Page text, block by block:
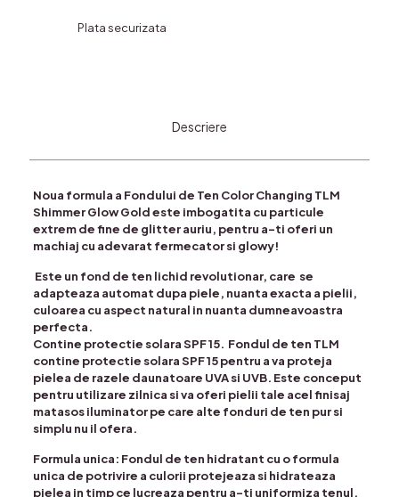
Plata securizata
Descriere
Noua formula a Fondului de Ten Color Changing TLM
Shimmer Glow Gold este imbogatita cu particule
extrem de fine de glitter auriu, pentru a-ti oferi un
machiaj cu adevarat fermecator si glowy!
Este un fond de ten lichid revolutionar, care se
adapteaza automat dupa piele, nuanta exacta a pielii,
culoarea cu aspect natural in nuanta dumneavoastra
perfecta.
Contine protectie solara SPF 15. Fondul de ten TLM
contine protectie solara SPF 15 pentru a va proteja
pielea de razele daunatoare UVA si UVB. Este conceput
pentru utilizare zilnica si va oferi pielii tale acel finisaj
matasos iluminator pe care alte fonduri de ten pur si
simplu nu il ofera.
Formula unica: Fondul de ten hidratant cu o formula
unica de potrivire a culorii protejeaza si hidrateaza
pielea in timp ce lucreaza pentru a-ti uniformiza tenul.